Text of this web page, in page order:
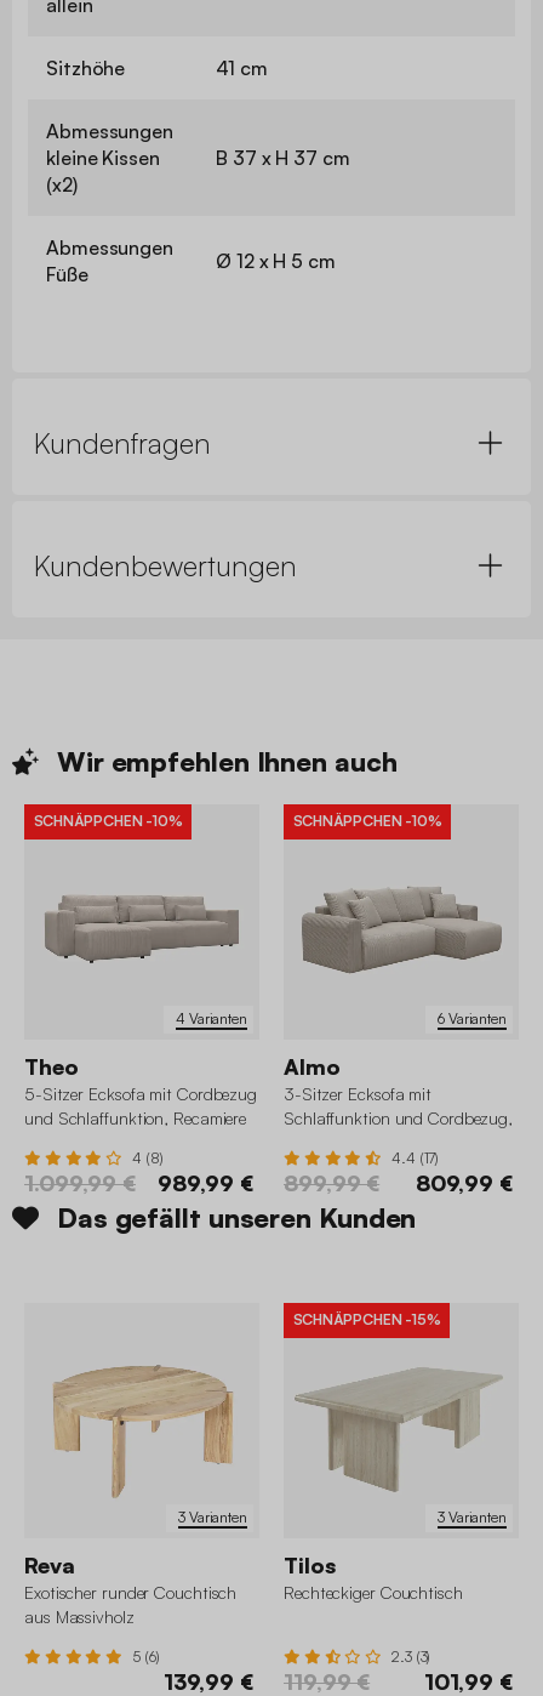
allein
Sitzhöhe 41 cm
Abmessungen
kleine Kissen
(x2)
B 37 x H 37 cm
Abmessungen
Füße
Ø 12 x H 5 cm
Kundenfragen
Kundenbewertungen
Wir empfehlen Ihnen auch
4 Varianten
SCHNÄPPCHEN -10%
Theo
5-Sitzer Ecksofa mit Cordbezug
und Schlaffunktion, Recamiere
4 (8)
1.099,99 € 989,99 €
6 Varianten
SCHNÄPPCHEN -10%
Almo
3-Sitzer Ecksofa mit
Schlaffunktion und Cordbezug,
4.4 (17)
899,99 € 809,99 €
Das gefällt unseren Kunden
3 Varianten
Reva
Exotischer runder Couchtisch
aus Massivholz
5 (6)
139,99 €
3 Varianten
SCHNÄPPCHEN -15%
Tilos
Rechteckiger Couchtisch
2.3 (3)
119,99 € 101,99 €